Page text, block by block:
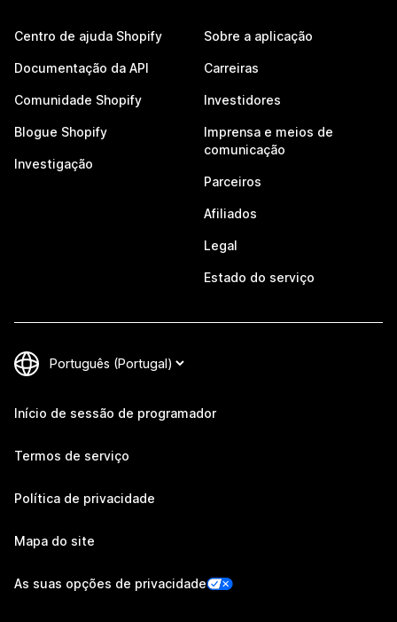
Centro de ajuda Shopify
Documentação da API
Comunidade Shopify
Blogue Shopify
Investigação
Sobre a aplicação
Carreiras
Investidores
Imprensa e meios de
comunicação
Parceiros
Afiliados
Legal
Estado do serviço
Início de sessão de programador
Termos de serviço
Política de privacidade
Mapa do site
As suas opções de privacidade